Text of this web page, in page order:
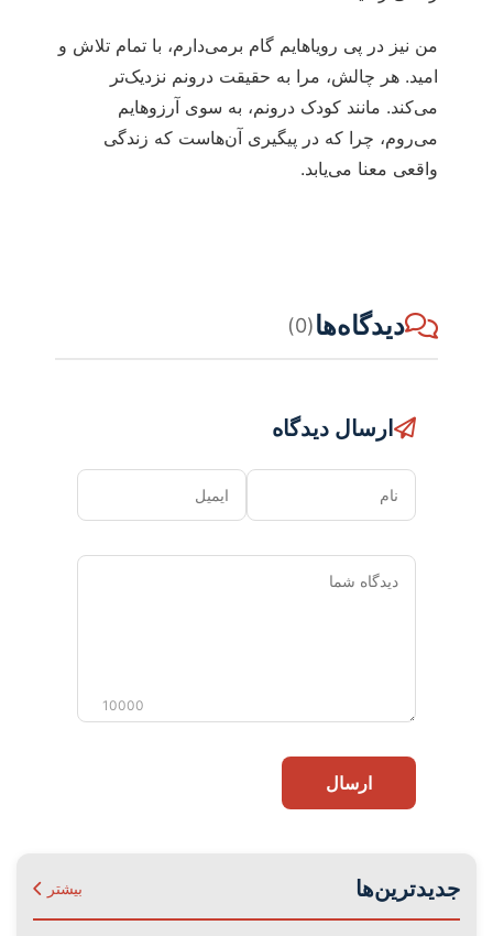
من نیز در پی رویاهایم گام برمی‌دارم، با تمام تلاش و
امید. هر چالش، مرا به حقیقت درونم نزدیک‌تر
می‌کند. مانند کودک درونم، به سوی آرزوهایم
می‌روم، چرا که در پیگیری آن‌هاست که زندگی
واقعی معنا می‌یابد.
دیدگاه‌ها(0)
ارسال دیدگاه
نام ایمیل
دیدگاه
10000
ارسال
جدیدترین‌ها بیشتر